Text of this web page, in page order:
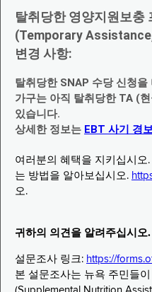
탈취당한 영양지원보충
(Temporary
변경 사항:
탈취당한 SNAP 수당 신청
가구는 아직 탈취당한 TA (
있습니다.
상세한 정보는 EBT 사기 경
여러분의 혜택을 지키십시오
는 방법을 알아보십시오.
오.
귀하의 의견을 알려주십시오
설문조사 링크: https://
본 설문조사는 뉴욕 주민들